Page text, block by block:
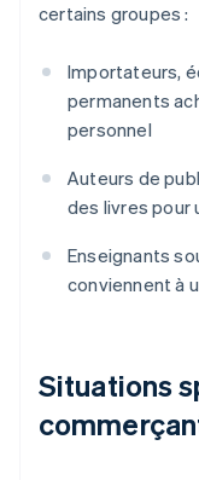
certains groupes :
Importateurs,
permanents
personnel
Auteurs de
des livres pour
Enseignants
conviennent à
Situations